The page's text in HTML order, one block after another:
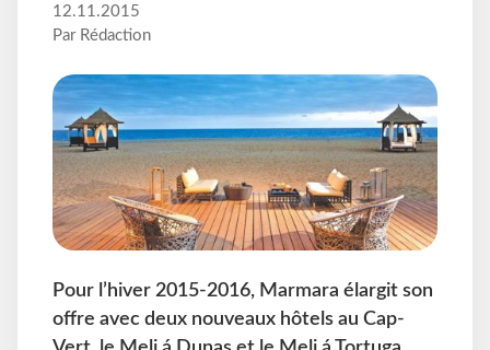
12.11.2015
Par Rédaction
Pour l’hiver 2015-2016, Marmara élargit son
offre avec deux nouveaux hôtels au Cap-